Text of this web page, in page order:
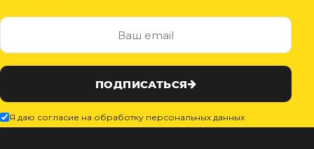
ПОДПИСАТЬСЯ
Я даю согласие на обработку персональных данных